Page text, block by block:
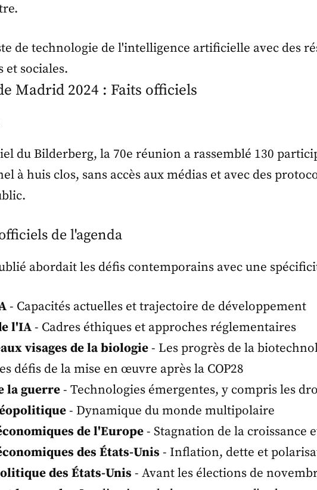
Madrid 2024 : Faits officiels
du Bilderberg, la 70e réunion a rassemblé 130
à huis clos, sans accès aux médias et avec des
de l'agenda
abordait les défis contemporains avec une
- Capacités actuelles et trajectoire de développement
l'IA- Cadres éthiques et approches réglementaires
visages de la biologie- Les progrès de la
défis de la mise en œuvre après la COP28
la guerre- Technologies émergentes, y compris les
- Dynamique du monde multipolaire
de l'Europe- Stagnation de la croissance
des États-Unis - Inflation, dette et
des États-Unis - Avant les élections de